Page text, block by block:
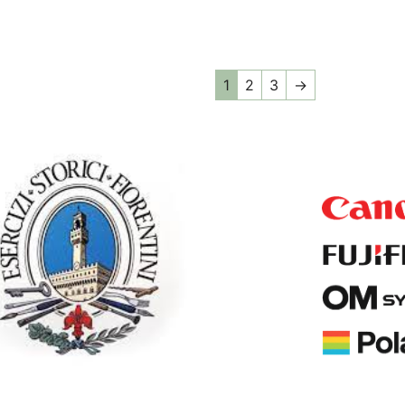
1 2 3 →